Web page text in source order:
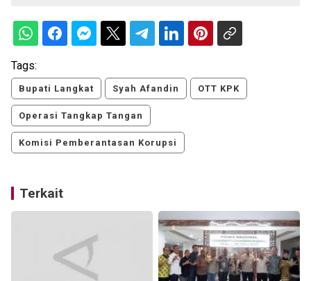
Tags:
Bupati Langkat Syah Afandin OTT KPK
Operasi Tangkap Tangan
Komisi Pemberantasan Korupsi
Terkait